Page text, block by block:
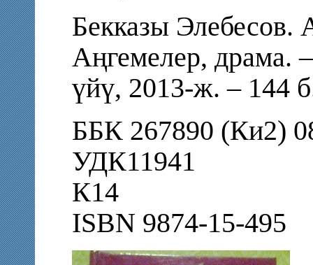
Бекказы Элебесов.
Аңгемелер, драма.
үйү, 2013-ж. – 144
ББК 267890 (Ки2)
УДК11941
К14
ISBN 9874-15-495